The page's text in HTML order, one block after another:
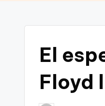
e
El
Floyd